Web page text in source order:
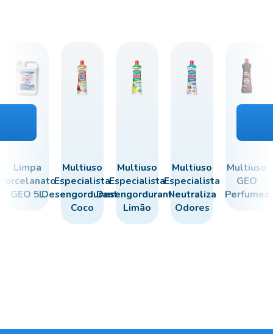
Limpa
GEO 5L
Multiuso
Especialista
Desengordurante
Coco
Multiuso
Especialista
Desengordurante
Limão
Multiuso
Especialista
Neutraliza
Odores
Multiuso
GEO
Perfumes